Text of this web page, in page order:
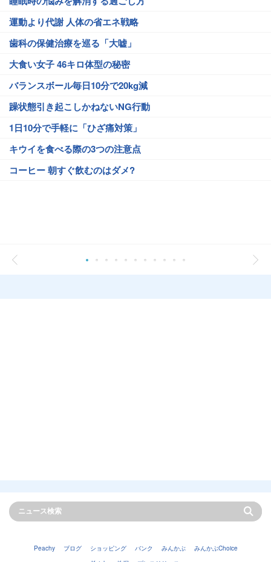
運動より代謝 人体の省エネ戦略
歯科の保健治療を巡る「大嘘」
大食い女子 46キロ体型の秘密
バランスボール毎日10分で20kg減
躁状態引き起こしかねないNG行動
1日10分で手軽に「ひざ痛対策」
キウイを食べる際の3つの注意点
コーヒー 朝すぐ飲むのはダメ?
Peachy ブログ ショッピング バンク みんかぶ
みんかぶChoice